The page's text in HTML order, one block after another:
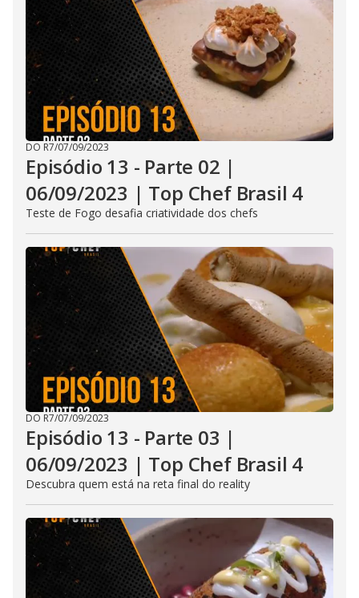
DO R7/07/09/2023
Episódio 13 - Parte 02 |
06/09/2023 | Top Chef Brasil 4
Teste de Fogo desafia criatividade dos chefs
DO R7/07/09/2023
Episódio 13 - Parte 03 |
06/09/2023 | Top Chef Brasil 4
Descubra quem está na reta final do reality